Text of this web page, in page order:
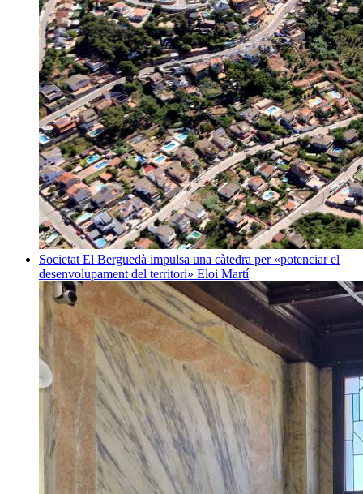
Societat El Berguedà impulsa una càtedra per «potenciar el
desenvolupament del territori» Eloi Martí